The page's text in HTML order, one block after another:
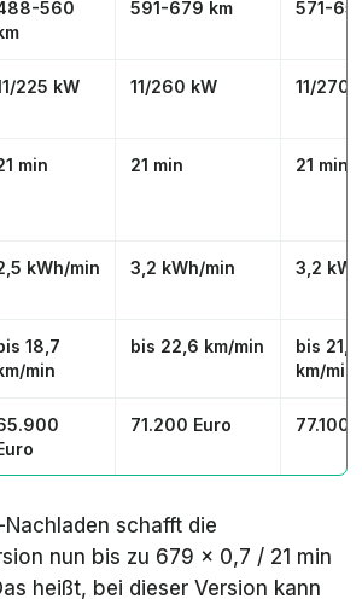
560
591-679 km 571-
225 kW 11/260 kW 11/270
min 21 min 21 min
kWh/min 3,2 kWh/min 3,2
18,7
min
bis 22,6 km/min
bis 21,9
km/min
71.200 Euro 77.100
schafft die
nun bis zu 679 x 0,7 / 21 min
heißt, bei dieser Version kann